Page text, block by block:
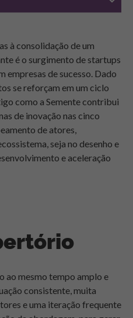
à consolidação de um
é o surgimento de startups
empresas de sucesso. Dado
se reforçam em um ciclo
como a Semente contribui
de inovação nas cinco
de atores,
seja no desenho e
e aceleração
ao mesmo tempo amplo e
consistente, muita
e uma iteração frequente